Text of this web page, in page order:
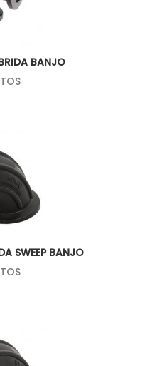
BANJO
SWEEP BANJO